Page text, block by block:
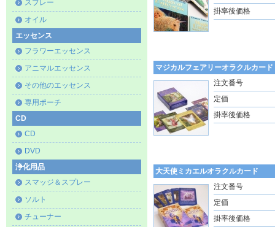
スプレー
オイル
エッセンス
フラワーエッセンス
アニマルエッセンス
その他のエッセンス
専用ポーチ
CD
CD
DVD
浄化用品
スマッジ＆スプレー
ソルト
チューナー
掛率後価格
マジカルフェアリーオラクルカード
注文番号
定価
掛率後価格
大天使ミカエルオラクルカード
注文番号
定価
掛率後価格